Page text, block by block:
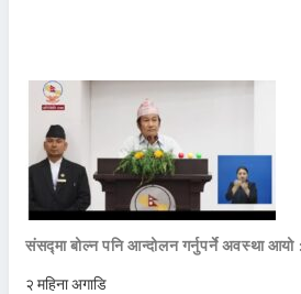
संसद्मा बोल्न पनि आन्दोलन गर्नुपर्ने अवस्था आयो
२ महिना अगाडि